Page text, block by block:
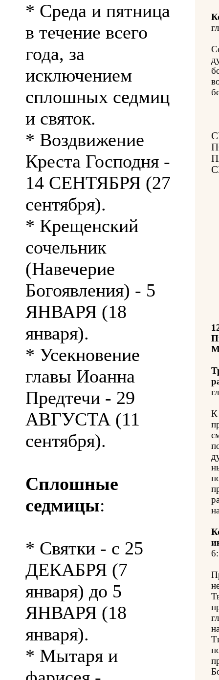
* Среда и пятница
в течение всего
года, за
исключением
сплошных седмиц
и святок.
* Воздвижение
Креста Господня -
14 СЕНТЯБРЯ (27
сентября).
* Крещенский
сочельник
(Навечерие
Богоявления) - 5
ЯНВАРЯ (18
января).
* Усекновение
главы Иоанна
Предтечи - 29
АВГУСТА (11
сентября).
Сплошные
седмицы:
* Святки - с 25
ДЕКАБРЯ (7
января) до 5
ЯНВАРЯ (18
января).
* Мытаря и
К
6: